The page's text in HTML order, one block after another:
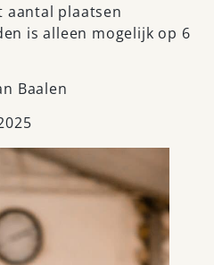
aantal plaatsen
is alleen mogelijk op 6
Baalen